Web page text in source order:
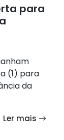
para
(1) para
da
Ler mais